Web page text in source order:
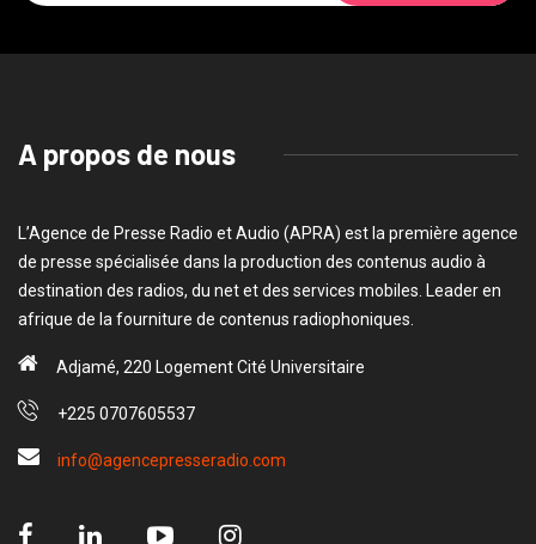
A propos de nous
L’Agence de Presse Radio et Audio (APRA) est la première agence
de presse spécialisée dans la production des contenus audio à
destination des radios, du net et des services mobiles. Leader en
afrique de la fourniture de contenus radiophoniques.
Adjamé, 220 Logement Cité Universitaire
+225 0707605537
info@agencepresseradio.com